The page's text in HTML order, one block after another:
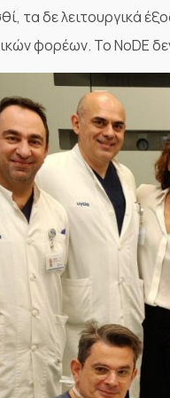
τα δε λειτουργικά
φορέων. Το NoDE